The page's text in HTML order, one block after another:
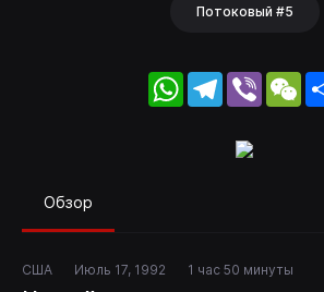
Потоковый #5
WhatsApp
Telegram
Viber
Обзор
США Июль 17, 1992 1 час 50 минуты